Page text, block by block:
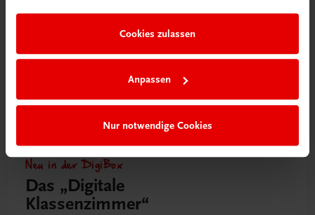
Cookies zulassen
Anpassen
Nur notwendige Cookies
Neu in der DigiBox
Das „Digitale
Klassenzimmer“